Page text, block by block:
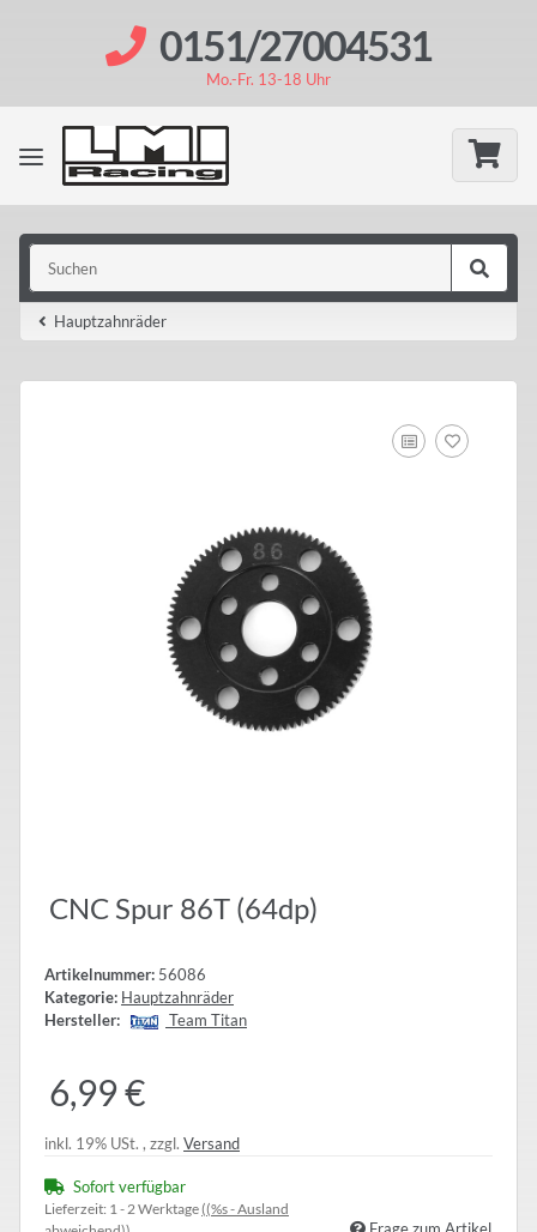
0151/27004531
Mo.-Fr. 13-18 Uhr
Hauptzahnräder
CNC Spur 86T (64dp)
Artikelnummer: 56086
Kategorie: Hauptzahnräder
Hersteller:
Team Titan
6,99 €
inkl. 19% USt. , zzgl. Versand
Sofort verfügbar
Lieferzeit: 1 - 2 Werktage((%s - Ausland